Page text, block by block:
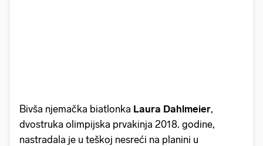
Bivša njemačka biatlonka Laura Dahlmeier,
dvostruka olimpijska prvakinja 2018. godine,
nastradala je u teškoj nesreći na planini u